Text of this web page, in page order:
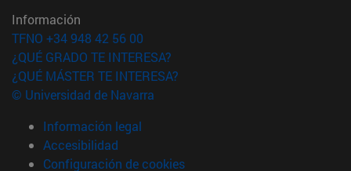
Información
TFNO +34 948 42 56 00
¿QUÉ GRADO TE INTERESA?
¿QUÉ MÁSTER TE INTERESA?
© Universidad de Navarra
Información legal
Accesibilidad
Configuración de cookies